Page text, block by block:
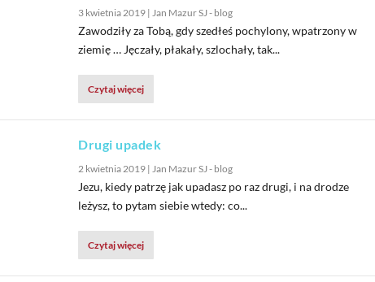
3 kwietnia 2019 | Jan Mazur SJ - blog
Zawodziły za Tobą, gdy szedłeś pochylony, wpatrzony w
ziemię … Jęczały, płakały, szlochały, tak...
Czytaj więcej
Drugi upadek
2 kwietnia 2019 | Jan Mazur SJ - blog
Jezu, kiedy patrzę jak upadasz po raz drugi, i na drodze
leżysz, to pytam siebie wtedy: co...
Czytaj więcej